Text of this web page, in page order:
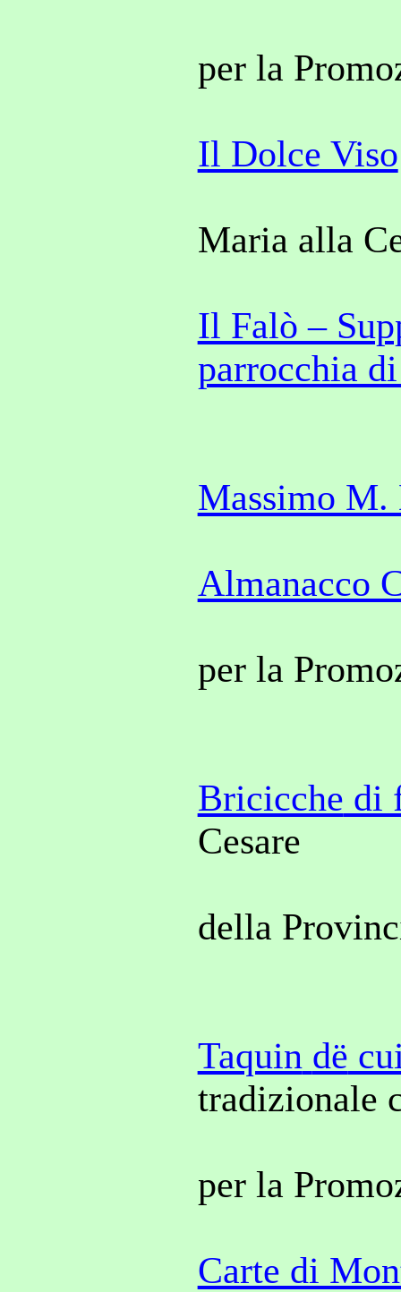
per la
Il Dolce Viso
Maria alla
Il Falò –
parrocchia
Massimo
Almanacco
per la
Bricicche di
Cesare
della
Taquin dë
tradizionale
per la
Carte di